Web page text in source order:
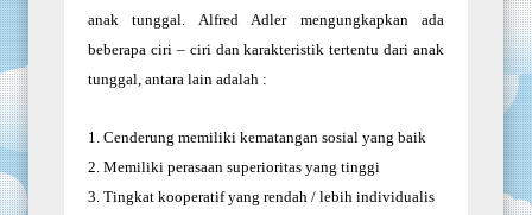
anak tunggal. Alfred Adler mengungkapkan ada
beberapa ciri – ciri dan karakteristik tertentu dari anak
tunggal, antara lain adalah :
1. Cenderung memiliki kematangan sosial yang baik
2. Memiliki perasaan superioritas yang tinggi
3. Tingkat kooperatif yang rendah / lebih individualis